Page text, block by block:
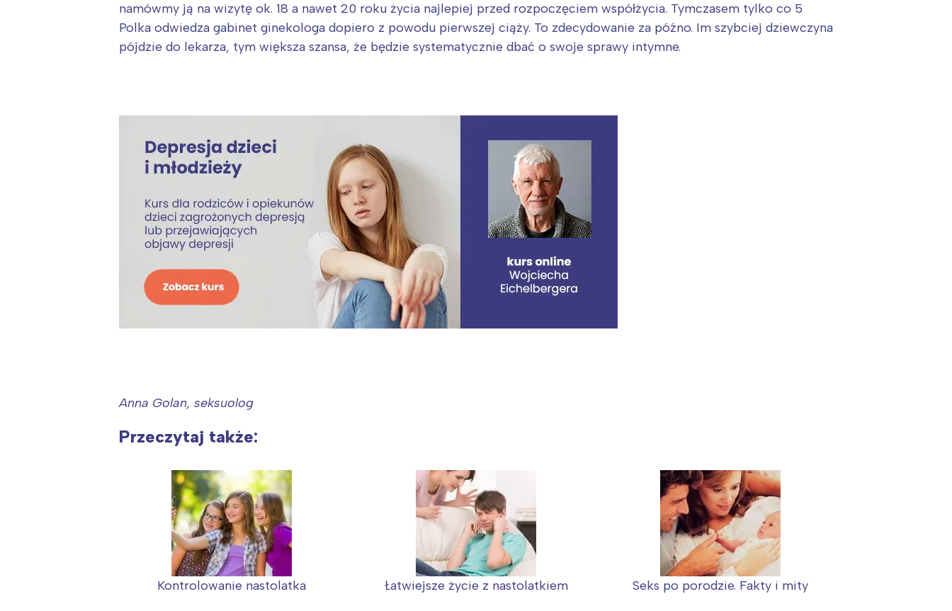
namówmy ją na wizytę ok. 18 a nawet 20 roku życia najlepiej przed rozpoczęciem współżycia. Tymczasem tylko co 5
Polka odwiedza gabinet ginekologa dopiero z powodu pierwszej ciąży. To zdecydowanie za późno. Im szybciej dziewczyna
pójdzie do lekarza, tym większa szansa, że będzie systematycznie dbać o swoje sprawy intymne.
Anna Golan, seksuolog
Przeczytaj także:
Kontrolowanie nastolatka Łatwiejsze życie z nastolatkiem Seks po porodzie. Fakty i mity